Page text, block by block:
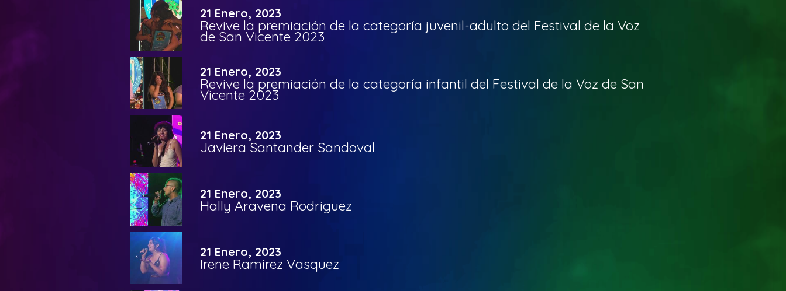
21 Enero, 2023
Revive la premiación de la categoría juvenil-adulto del Festival de la Voz
de San Vicente 2023
21 Enero, 2023
Revive la premiación de la categoría infantil del Festival de la Voz de San
Vicente 2023
21 Enero, 2023
Javiera Santander Sandoval
21 Enero, 2023
Hally Aravena Rodriguez
21 Enero, 2023
Irene Ramirez Vasquez